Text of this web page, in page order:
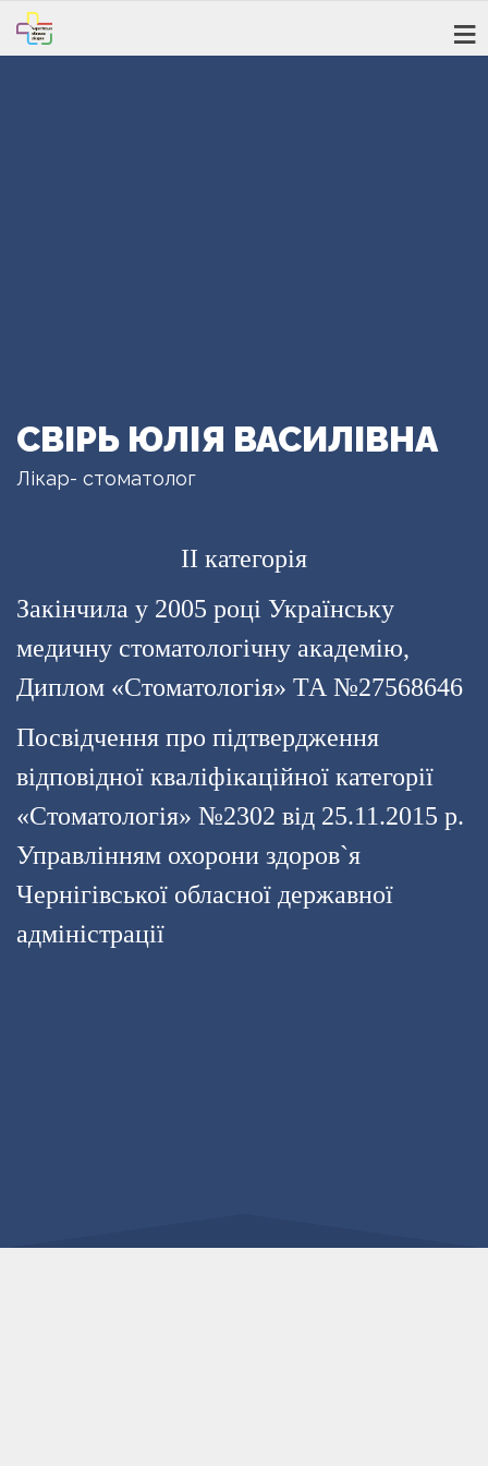
СВІРЬ ЮЛІЯ ВАСИЛІВНА
Лікар- стоматолог
II категорія
Закінчила у 2005 році Українську
медичну стоматологічну академію,
Диплом «Стоматологія» ТА №27568646
Посвідчення про підтвердження
відповідної кваліфікаційної категорії
«Стоматологія» №2302 від 25.11.2015 р.
Управлінням охорони здоров`я
Чернігівської обласної державної
адміністрації